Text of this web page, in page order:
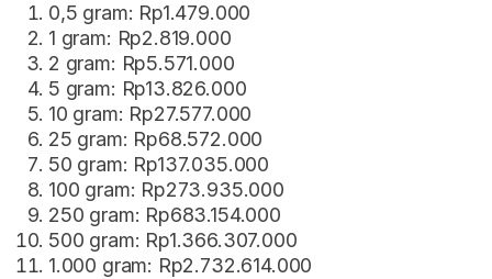
0,5 gram: Rp1.479.000
1 gram: Rp2.819.000
2 gram: Rp5.571.000
5 gram: Rp13.826.000
10 gram: Rp27.577.000
25 gram: Rp68.572.000
50 gram: Rp137.035.000
100 gram: Rp273.935.000
250 gram: Rp683.154.000
500 gram: Rp1.366.307.000
1.000 gram: Rp2.732.614.000